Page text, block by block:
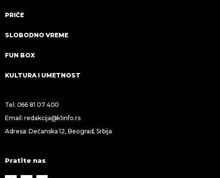
PRIČE
SLOBODNO VREME
FUN BOX
KULTURA I UMETNOST
Tel: 066 81 07 400
Email:redakcija@k1info.rs
Adresa: Dečanska 12, Beograd, Srbija
Pratite nas